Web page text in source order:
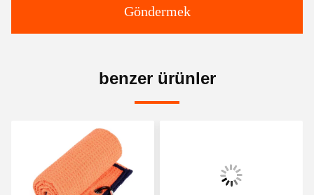
Göndermek
benzer ürünler